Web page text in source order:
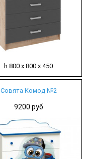
h 800 х 800 х 450
Совята Комод №2
9200 руб